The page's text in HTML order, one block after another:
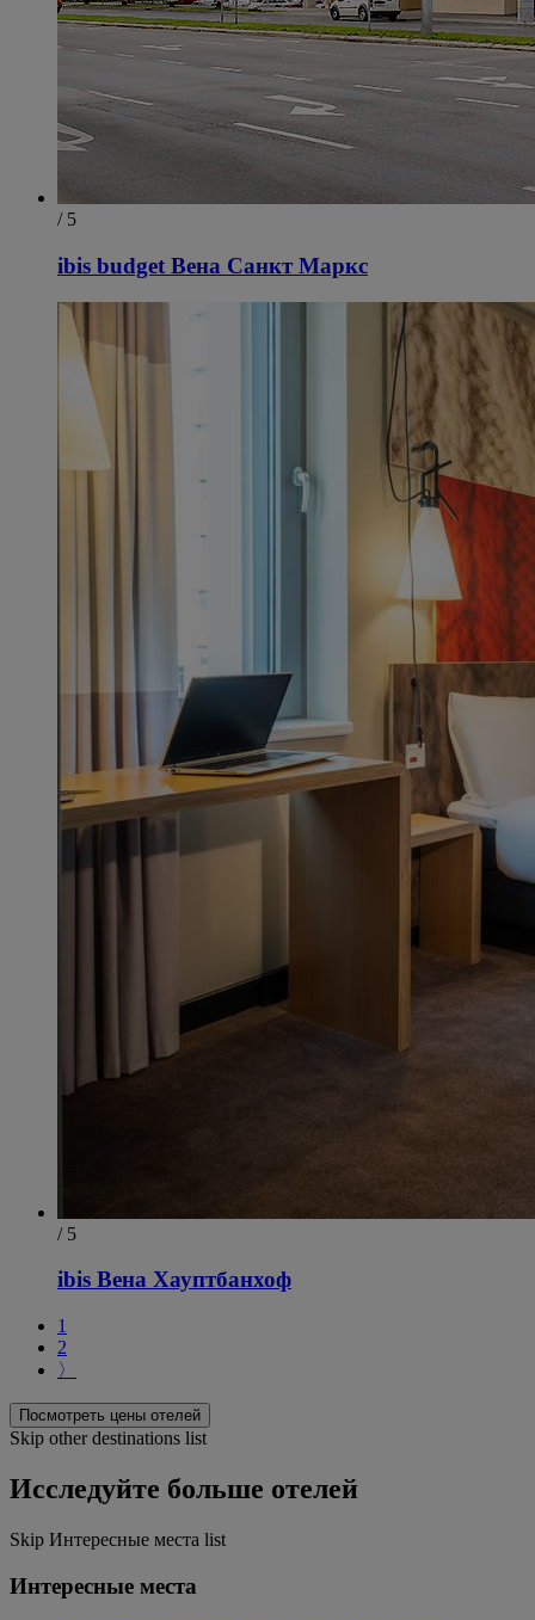
/ 5
ibis budget Вена Санкт Маркс
/ 5
ibis Вена Хауптбанхоф
1
2
〉
Посмотреть цены отелей
Skip other destinations list
Исследуйте больше отелей
Skip Интересные места list
Интересные места